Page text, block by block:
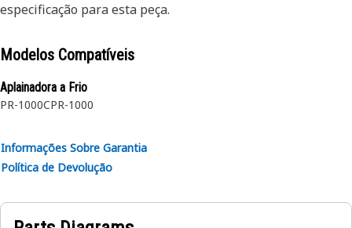
especificação para esta peça.
Modelos Compatíveis
Aplainadora a Frio
PR-1000CPR-1000
Informações Sobre Garantia
Política de Devolução